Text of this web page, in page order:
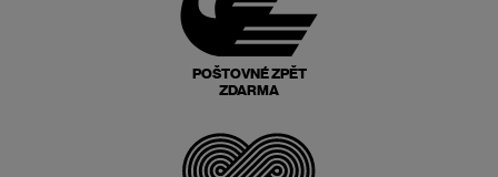
POŠTOVNÉ ZPĚT
ZDARMA